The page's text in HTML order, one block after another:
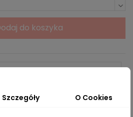
do koszyka
dostępne
Szczegóły O Cookies